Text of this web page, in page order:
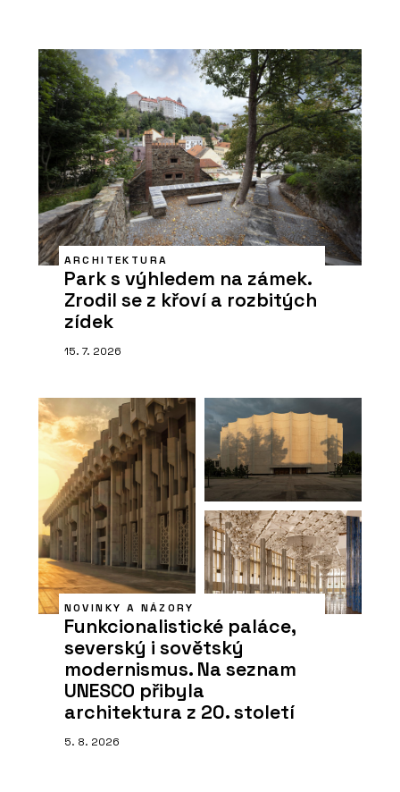
ARCHITEKTURA
Park s výhledem na zámek.
Zrodil se z křoví a rozbitých
zídek
15. 7. 2026
NOVINKY A NÁZORY
Funkcionalistické paláce,
severský i sovětský
modernismus. Na seznam
UNESCO přibyla
architektura z 20. století
5. 8. 2026